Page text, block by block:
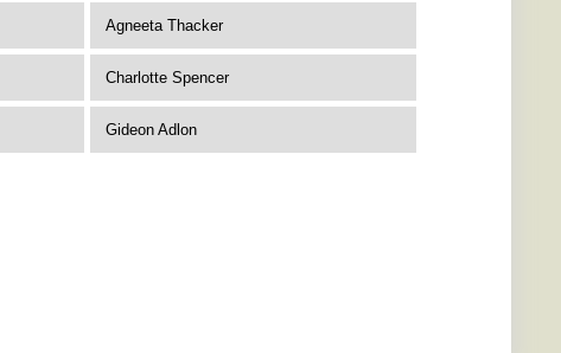
Agneeta Thacker
Charlotte Spencer
Gideon Adlon